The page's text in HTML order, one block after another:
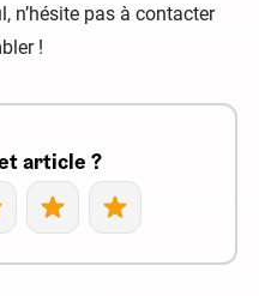
n’hésite pas à contacter
!
article ?